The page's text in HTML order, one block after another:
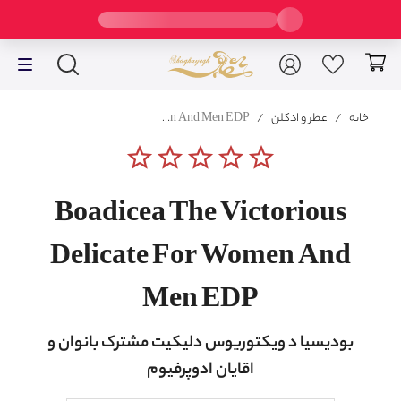
خانه / عطر و ادکلن /
Boadicea The Victorious Delicate For Women And Men EDP
star_borderstar_borderstar_borderstar_borderstar_border
Boadicea The Victorious
Delicate For Women And
Men EDP
بودیسیا د ویکتوریوس دلیکیت مشترک بانوان و
اقایان ادوپرفیوم